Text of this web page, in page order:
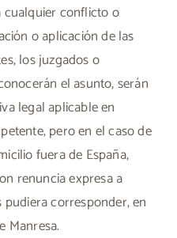
cualquier conflicto o
o aplicación de las
los juzgados o
el asunto, serán
legal aplicable en
pero en el caso de
fuera de España,
renuncia expresa a
corresponder, en
Manresa.